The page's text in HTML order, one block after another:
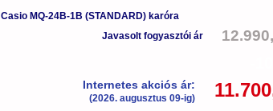
Casio MQ-24B-1B (STANDARD) karóra
Javasolt fogyasztói ár
Internetes akciós ár:
(2026. augusztus 09-ig)